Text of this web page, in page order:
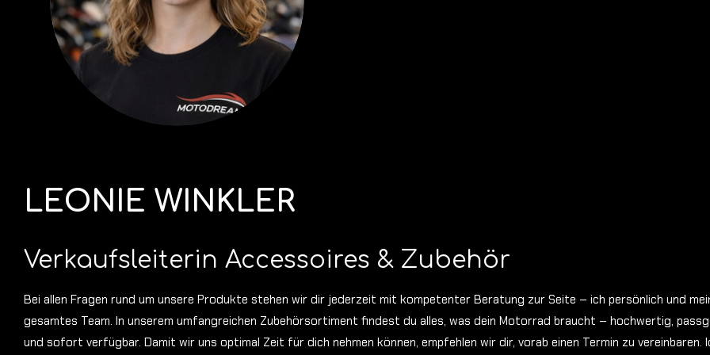
LEONIE WINKLER
Verkaufsleiterin Accessoires & Zubehör
Bei allen Fragen rund um unsere Produkte stehen wir dir jederzeit mit kompetenter Beratung zur Seite – ich persönlich und
gesamtes Team. In unserem umfangreichen Zubehörsortiment findest du alles, was dein Motorrad braucht – hochwertig,
und sofort verfügbar. Damit wir uns optimal Zeit für dich nehmen können, empfehlen wir dir, vorab einen Termin zu vereinbaren.